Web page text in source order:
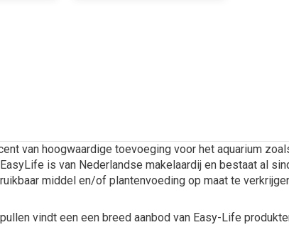
van hoogwaardige toevoeging voor het aquarium
is van Nederlandse makelaardij en bestaat al
middel en/of plantenvoeding op maat te
vindt een een breed aanbod van Easy-Life